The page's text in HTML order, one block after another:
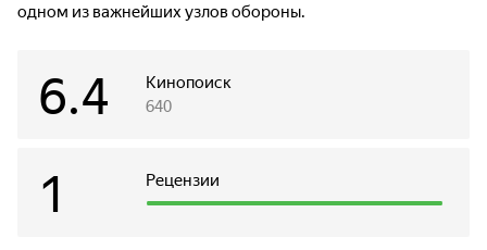
одном из важнейших узлов обороны.
Кинопоиск
6.4 640
Рецензии
1